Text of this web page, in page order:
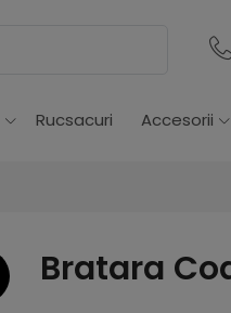
Rucsacuri Accesorii
Bratara